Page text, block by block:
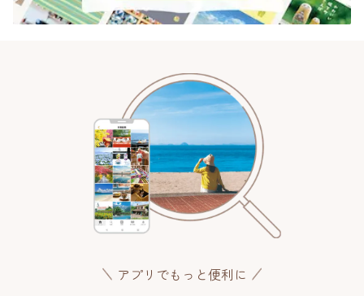
アプリでもっと便利に